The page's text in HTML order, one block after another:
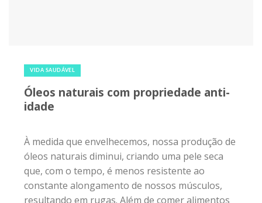
VIDA SAUDÁVEL
Óleos naturais com propriedade anti-
idade
À medida que envelhecemos, nossa produção de
óleos naturais diminui, criando uma pele seca
que, com o tempo, é menos resistente ao
constante alongamento de nossos músculos,
resultando em rugas. Além de comer alimentos